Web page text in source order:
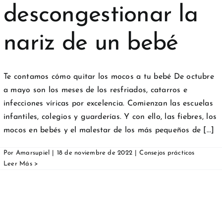
descongestionar la
nariz de un bebé
Te contamos cómo quitar los mocos a tu bebé De octubre
a mayo son los meses de los resfriados, catarros e
infecciones víricas por excelencia. Comienzan las escuelas
infantiles, colegios y guarderías. Y con ello, las fiebres, los
mocos en bebés y el malestar de los más pequeños de [...]
Por Amarsupiel 18 de noviembre de 2022 Consejos prácticos